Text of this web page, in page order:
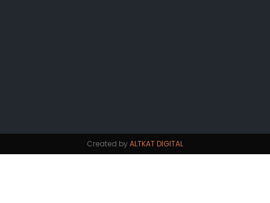
Created byALTKAT DIGITAL